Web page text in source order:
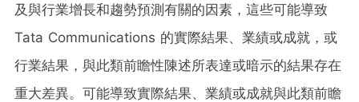
及與行業增長和趨勢預測有關的因素，這些可能導致
Tata Communications 的實際結果、業績或成就，或
行業結果，與此類前瞻性陳述所表達或暗示的結果存在
重大差異。可能導致實際結果、業績或成就與此類前瞻